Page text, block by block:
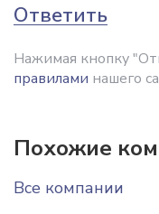
Ответить
Нажимая кнопку
правилами нашего
Похожие
Все компании